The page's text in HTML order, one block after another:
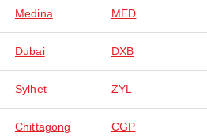
Medina MED
Dubai DXB
Sylhet ZYL
Chittagong CGP